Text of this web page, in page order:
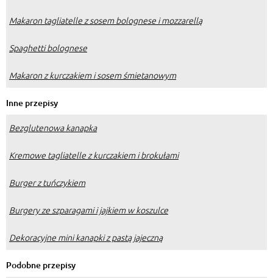
Makaron tagliatelle z sosem bolognese i mozzarellą
Spaghetti bolognese
Makaron z kurczakiem i sosem śmietanowym
Inne przepisy
Bezglutenowa kanapka
Kremowe tagliatelle z kurczakiem i brokułami
Burger z tuńczykiem
Burgery ze szparagami i jajkiem w koszulce
Dekoracyjne mini kanapki z pastą jajeczną
Podobne przepisy